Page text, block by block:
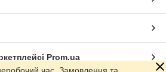
Prom.ua